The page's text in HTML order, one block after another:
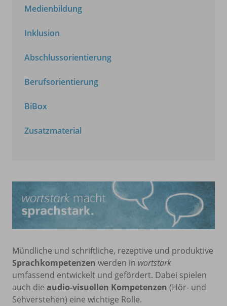
Medienbildung
Inklusion
Abschlussorientierung
Berufsorientierung
BiBox
Zusatzmaterial
Mündliche und schriftliche, rezeptive und produktive
Sprachkompetenzen werden in wortstark
umfassend entwickelt und gefördert. Dabei spielen
auch die audio-visuellen Kompetenzen (Hör- und
Sehverstehen) eine wichtige Rolle.